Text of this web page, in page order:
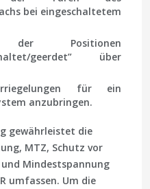
bei eingeschaltetem
Positionen
geerdet” über
für ein
anzubringen.
gewährleistet die
MTZ, Schutz vor
Mindestspannung
umfassen. Um die